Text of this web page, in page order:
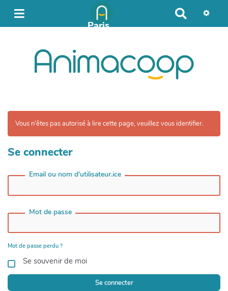
Paris
e
r
r
Vous n'êtes pas autorisé à lire cette page, veuillez vous identifier.
Se connecter
Email ou nom d'utilisateur.ice
Mot de passe
Mot de passe perdu ?
Se souvenir de moi
Se connecter